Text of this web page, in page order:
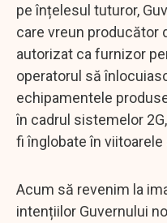
pe înțelesul tuturor,
care vreun producător
autorizat ca furnizor
operatorul să
echipamentele
în cadrul sistemelor
fi înglobate în
Acum să revenim la
intențiilor Guvernului